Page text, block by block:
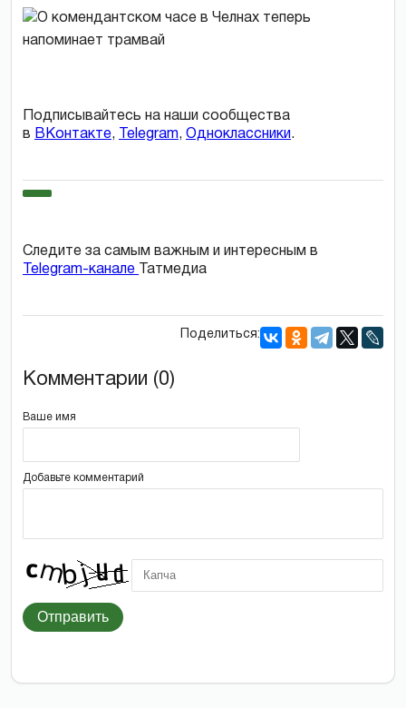
Подписывайтесь на наши сообщества
в ВКонтакте, Telegram, Одноклассники.
Следите за самым важным и интересным в
Telegram-канале
Татмедиа
Поделиться:
Комментарии (0)
Ваше имя
Добавьте комментарий
Отправить